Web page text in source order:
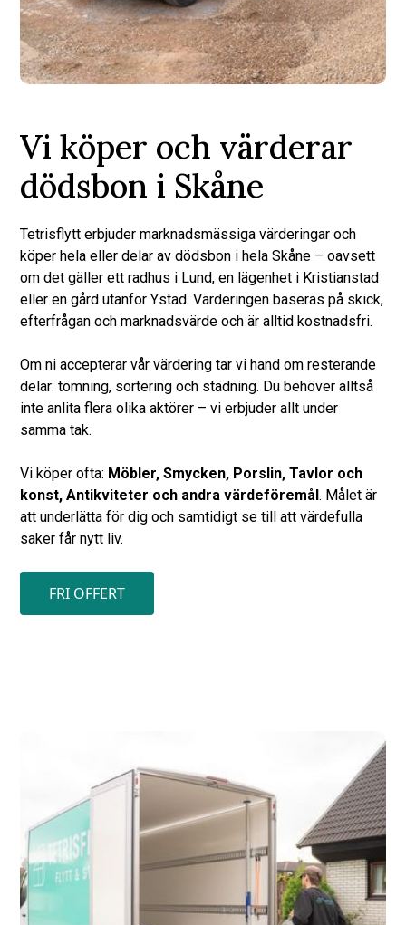
Vi köper och värderar
dödsbon i Skåne
Tetrisflytt erbjuder marknadsmässiga värderingar och
köper hela eller delar av dödsbon i hela Skåne – oavsett
om det gäller ett radhus i Lund, en lägenhet i Kristianstad
eller en gård utanför Ystad. Värderingen baseras på skick,
efterfrågan och marknadsvärde och är alltid kostnadsfri.
Om ni accepterar vår värdering tar vi hand om resterande
delar: tömning, sortering och städning. Du behöver alltså
inte anlita flera olika aktörer – vi erbjuder allt under
samma tak.
Vi köper ofta: Möbler, Smycken, Porslin, Tavlor och
konst, Antikviteter och andra värdeföremål. Målet är
att underlätta för dig och samtidigt se till att värdefulla
saker får nytt liv.
FRI OFFERT